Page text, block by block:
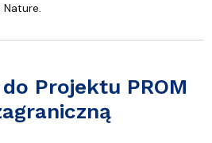
Projektu PROM